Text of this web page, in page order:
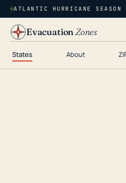
ATLANTIC HURRICANE SEASON
EvacuationZones
States About